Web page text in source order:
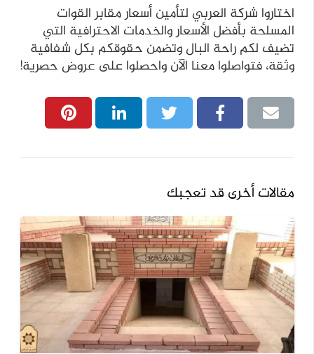
اختاروا شركة العربي لتأمين أسعار مقابر القوات
المسلحة بأفضل الأسعار والخدمات الاحترافية التي
تضيف لكم راحة البال وتضمن حقوقكم بكل شفافية
وثقة، فتواصلوا معنا الآن واحصلوا على عروض حصرية!
مقالات أخرى قد تعجبك